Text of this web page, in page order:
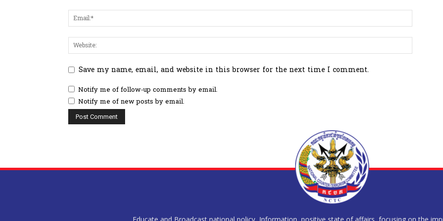
Save my name, email, and website in this browser for the next time I comment.
Notify me of follow-up comments by email.
Notify me of new posts by email.